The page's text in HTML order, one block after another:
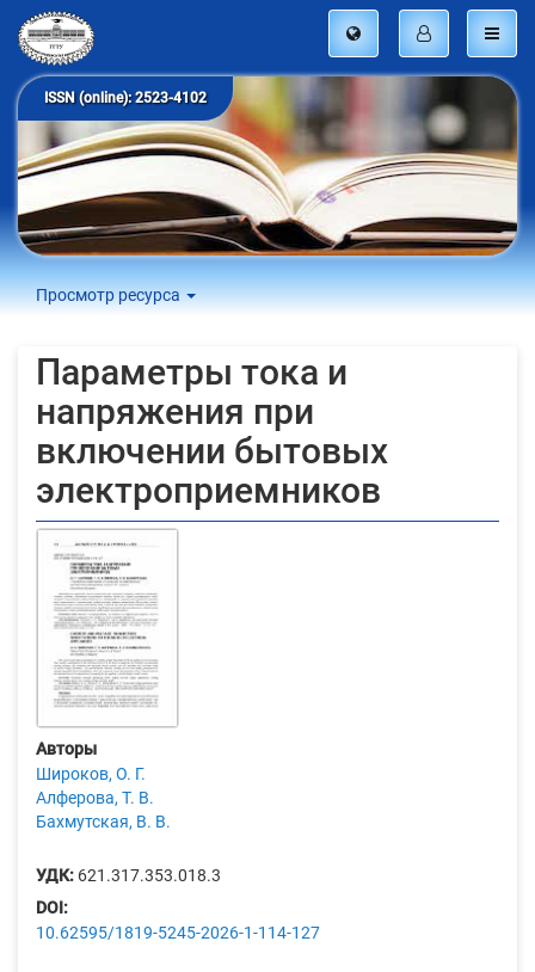
ISSN (online): 2523-4102
Просмотр ресурса
Параметры тока и
напряжения при
включении бытовых
электроприемников
Авторы
Широков, О. Г.
Алферова, Т. В.
Бахмутская, В. В.
УДК: 621.317.353.018.3
DOI:
10.62595/1819-5245-2026-1-114-127